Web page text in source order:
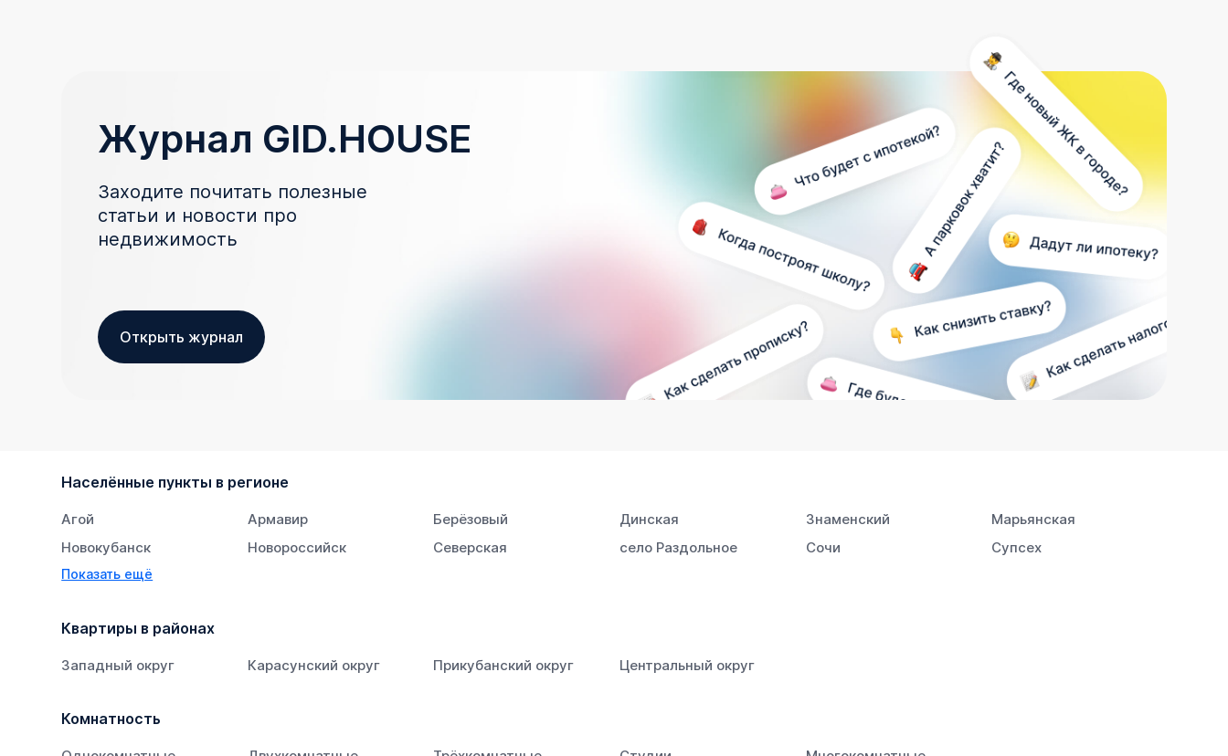
Журнал GID.HOUSE
Заходите почитать полезные
статьи и новости про
недвижимость
Открыть журнал
Населённые пункты в регионе
Агой Армавир Берёзовый Динская Знаменский
Марьянская
Новокубанск
Новороссийск Северская село Раздольное Сочи
Супсех
Тихорецк
Показать ещё
Квартиры в районах
Западный округ Карасунский округ Прикубанский округ Центральный округ
Комнатность